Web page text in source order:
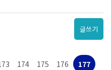
글쓰기
174 175 176
177